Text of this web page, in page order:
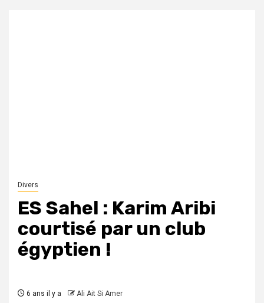
Divers
ES Sahel : Karim Aribi
courtisé par un club
égyptien !
6 ans il y a Ali Ait Si Amer